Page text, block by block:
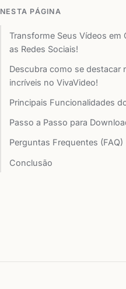
NESTA PÁGINA
Transforme Seus Vídeos
as Redes Sociais!
Descubra como se destacar
incríveis no VivaVideo!
Principais Funcionalidades
Passo a Passo para
Perguntas Frequentes (FAQ)
Conclusão